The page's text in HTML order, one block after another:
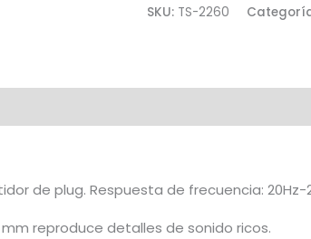
In
SKU: TS-2260
de plug. Respuesta de frecuencia: 20Hz-
reproduce detalles de sonido ricos.